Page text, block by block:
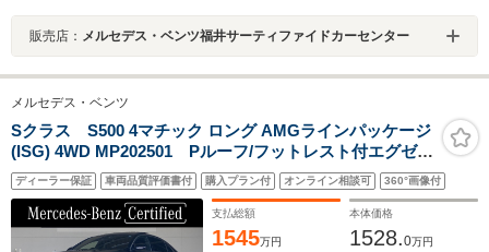
販売店： メルセデス・ベンツ福井サーティファイドカーセンター
メルセデス・ベンツ
Sクラス S500 4マチック ロング AMGラインパッケージ
(ISG) 4WD MP202501 Pルーフ/フットレスト付エグゼク
ティブシート/電動ブラインド/リアタブレット/3Dコック
ピットDISP
ディーラー保証 車両品質評価書付 購入プラン付 オンライン相談可 360°画像付
支払総額
1545万円
本体価格
1528.0万円